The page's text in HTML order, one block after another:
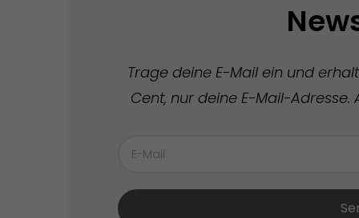
Trage deine E-Mail ein und
Cent, nur deine E-Mail-